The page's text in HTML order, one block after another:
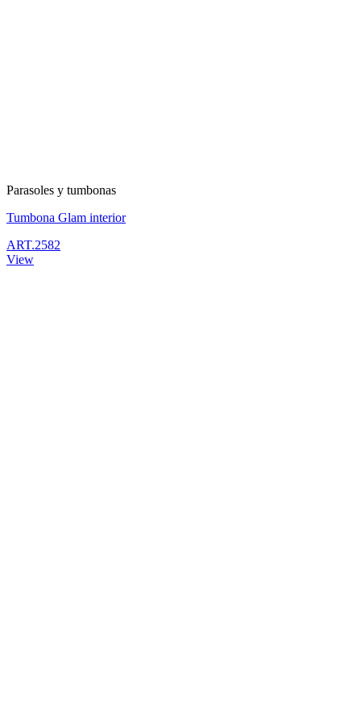
Parasoles y tumbonas
Tumbona Glam interior
ART.2582
View